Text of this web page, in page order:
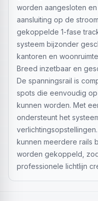
worden aangesloten
aansluiting op de
gekoppelde 1-fase
systeem bijzonder
kantoren en
Breed inzetbaar en
De spanningsrail is
spots die eenvoudig
kunnen worden. Met
ondersteunt het
kunnen meerdere rails
worden gekoppeld,
professionele lichtlijn